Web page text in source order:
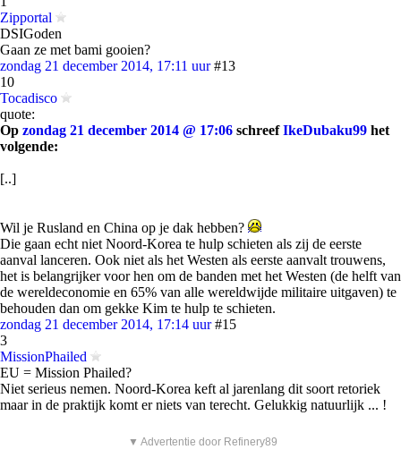
Zipportal
DSIGoden
Gaan ze met bami gooien?
zondag 21 december 2014, 17:11 uur #13
10
Tocadisco
quote:
Op zondag 21 december 2014 @ 17:06 schreefIkeDubaku99 het
volgende:
[..]
Wil je Rusland en China op je dak hebben?
Die gaan echt niet Noord-Korea te hulp schieten als zij de eerste
aanval lanceren. Ook niet als het Westen als eerste aanvalt trouwens,
het is belangrijker voor hen om de banden met het Westen (de helft van
de wereldeconomie en 65% van alle wereldwijde militaire uitgaven) te
behouden dan om gekke Kim te hulp te schieten.
zondag 21 december 2014, 17:14 uur #15
3
MissionPhailed
EU = Mission Phailed?
Niet serieus nemen. Noord-Korea keft al jarenlang dit soort retoriek
maar in de praktijk komt er niets van terecht. Gelukkig natuurlijk ... !
▼ Advertentie door Refinery89